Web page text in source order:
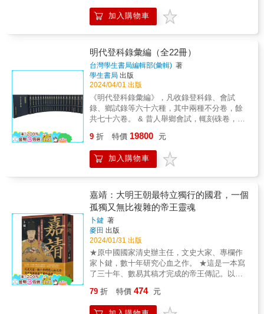
域取得了許多嶄新成果。對於這些學術成果的
積累，我們認為有必要展開一項全面的整理工
作，因此有了「聯經中國史」的出版計劃。這
國歷史有興趣的一般讀者與學生，因此採用敘
事性的手法，而非僅僅純粹的史學論述或理論
解釋。第二、融入最新的研究成果，呈現新的
視角，讓讀者對中國的歷史與文化有新的瞭解
與認識。第三、敘述的重心放在社會經濟、日
常生活與文化發展，減少對宮廷政治的詳細描
述。第四、不再將漢族或漢字視為中國歷史的
唯一中心，更加強調自古至今中國歷史與周邊
不同族群的互動和交融。第五、強調中國歷史
突顯中國歷史的特色。▍【聯經中國史】預定
書目與作者主編／王汎森（中央研究院院士、
中央研究院歷史語言研究所特聘研究員）已出
春盛（臺灣師範大學歷史學系教授）《北南角
力中的新秩序：遼金元史》／陳昭揚（臺灣師
範大學歷史學系副教授）《華夏再造與多元轉
型：明史》／徐泓編（暨南國際大學歷史學系
榮譽教授）；徐泓、王鴻泰（中央研究院歷史
語言研究所研究員）、巫仁恕（中央研究院近
代史研究所研究員）、邱仲麟（中央研究院歷
史語言研究所研究員）、邱澎生（上海交通大
歷史學系教授）合著《首崇滿洲的多民族帝
國：清史》／葉高樹（臺灣師範大學歷史學系
有避禍與改革嘗試都徒勞無功，物價與政權於
是連帶崩潰瓦解。 & 透過地方志、民間紀錄與
外國傳教士所留下來的文獻，本書重現了國家
帝國控制與氣候因素之間如何互相作用，以及
身處其中的市井小民在龐大物價壓力下的歷史
經驗。 &
瓦紅牆今猶在，別樣光景也是對歷史的深情致
敬！ ▎一磚一瓦，中國文化的集大成 紫禁城，
成者。從四門與角樓等建築的壯觀布局，到浩
繁如海的宮室，每一磚一瓦都承載著深厚的歷
史和文化。紫禁城的「戶型圖」揭示了其宮殿
布局的三大原則，從金鑾殿及其廣場，到後三
宮和御花園，再從乾清宮到養心殿，以及外東
路與外西路的設計，皆展現了皇帝治天下的智
慧與威嚴。 ▎日夜治天下：朝臣待漏五更寒，
鐵甲將軍夜渡關 紫禁城不僅是皇帝坐朝與治理
國家的地方，也是文化和政治活動的中心。從
再談到皇帝不坐朝時如何處理政務、有突發事
件才召集的「晚朝」等等，每一處都有其獨特
的淵源。內閣到軍機處的轉變，不僅反映了政
大庫中的勤勉，以及軍機處日以繼夜忙碌的官
宦日常。 ▎宮中的悲喜：略識君王鬢便斑，卻
羨落花春不管 太監作為紫禁城內一個特殊的群
體，他們的生活和工作訴說了皇宮內部生活的
另一種面貌。從二十四衙門到司禮監，再到內
務府和敬事房，太監們的日常生活及生老病
死，都讓我們得以窺見那個時代的社會結構和
別樣的宮廷文化。同時，皇子的教育、後宮中
皇室內部的生活和規矩。 ▎匯聚天下珍寶，
一部「活歷史」 紫禁城不只是歷史的見證者，
加入購物車
明代登科錄彙編（全22冊）
台灣學生書局編輯部(彙輯) 著
學生書局 出版
2024/04/01 出版
《明代登科錄彙編》，凡收錄登科錄、會試
錄、鄉試錄等六十六種，其中兩種不分卷，餘
共七十六卷。 & 昔人舉鄉會試，輒刻硃卷，載
始祖，下逮兄弟妻室之名諱；硃卷呈禮部，禮
部據以彙印《同年序齒錄》，又稱《同年總
錄》或《登科錄》。此種文件，在當時祇為政
為考訂傳記之資。清黃蕘圃曾得元刻本《元統
元年進士題名錄》，錢大昕謂於元史大有裨
益，勿輕視之；錢氏復據鈔本《元統元年進士
題名錄》一卷，駮正元史數條（並見《蕘圃藏
書題識》），足見其為用之弘。惜此等資料，
在當時之人率不重現，致傳世者甚稀。如趙宋
一代，今但存《紹興十八年同年小錄》與《寶
祐四年登科錄》二種而已。而《紹興同年錄》
之所以倖存者，乃以朱子而傳；《寶祐四年登
科錄》之所以得傳者，則以文天祥故也（見丁
（西元一三七○年）下詔開科取士以來，迄明末
9 折 特價 19800 元
加入購物車
嘉靖：大明王朝最特立獨行的國君，一個
孤獨又無比複雜的帝王靈魂
卜鍵 著
麥田 出版
2024/01/31 出版
★原中國國家清史辦主任，文史大家、專欄作
家卜鍵，數十年研究心血之作。 ★這是一本寫
了三十年、數易其稿才完成的帝王傳記。以細
多種性格於一身，各種矛盾的處事，又糾結又
敏銳，又冷酷又欣賞正義之士&hellip;&hellip;
79 折 特價 474 元